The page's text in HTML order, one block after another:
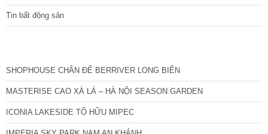
Tin bất động sản
SHOPHOUSE CHÂN ĐẾ BERRIVER LONG BIÊN
MASTERISE CAO XÀ LÁ – HÀ NỘI SEASON GARDEN
ICONIA LAKESIDE TỐ HỮU MIPEC